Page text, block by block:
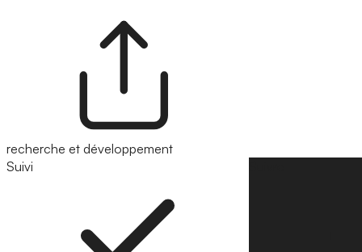
recherche et développement
Suivi